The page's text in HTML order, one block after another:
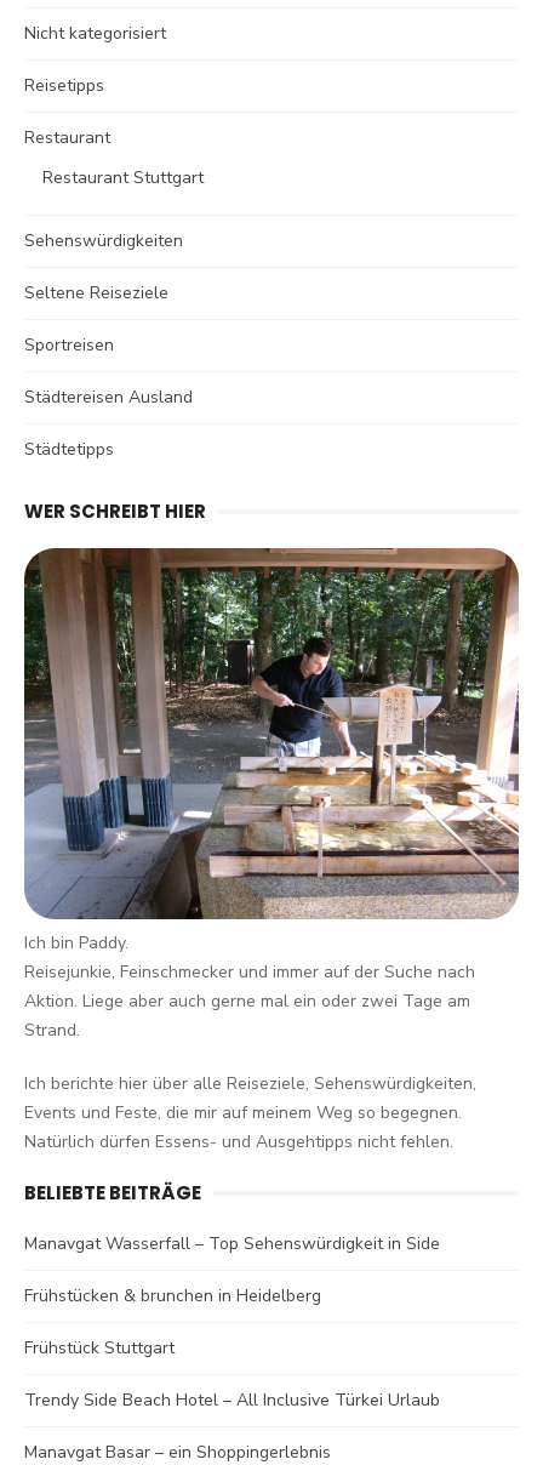
Nicht kategorisiert
Reisetipps
Restaurant
Restaurant Stuttgart
Sehenswürdigkeiten
Seltene Reiseziele
Sportreisen
Städtereisen Ausland
Städtetipps
WER SCHREIBT HIER
Ich bin Paddy.
Reisejunkie, Feinschmecker und immer auf der Suche nach
Aktion. Liege aber auch gerne mal ein oder zwei Tage am
Strand.
Ich berichte hier über alle Reiseziele, Sehenswürdigkeiten,
Events und Feste, die mir auf meinem Weg so begegnen.
Natürlich dürfen Essens- und Ausgehtipps nicht fehlen.
BELIEBTE BEITRÄGE
Manavgat Wasserfall – Top Sehenswürdigkeit in Side
Frühstücken & brunchen in Heidelberg
Frühstück Stuttgart
Trendy Side Beach Hotel – All Inclusive Türkei Urlaub
Manavgat Basar – ein Shoppingerlebnis